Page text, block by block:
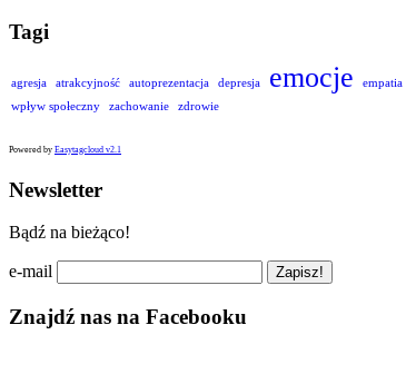
Tagi
agresja atrakcyjność autoprezentacja depresja emocje empatia
wpływ społeczny
zachowanie zdrowie
Powered by Easytagcloud v2.1
Newsletter
Bądź na bieżąco!
e-mail
Znajdź nas na Facebooku